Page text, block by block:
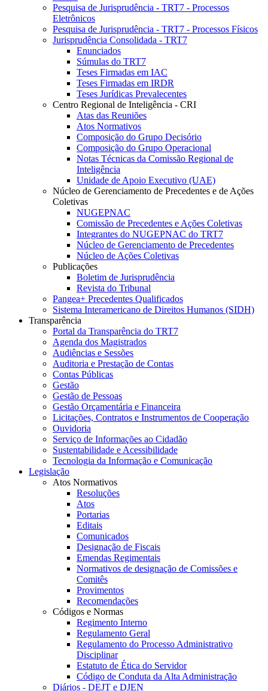
Pesquisa de Jurisprudência - TRT7 - Processos
Eletrônicos
Pesquisa de Jurisprudência - TRT7 - Processos Físicos
Jurisprudência Consolidada - TRT7
Enunciados
Súmulas do TRT7
Teses Firmadas em IAC
Teses Firmadas em IRDR
Teses Jurídicas Prevalecentes
Centro Regional de Inteligência - CRI
Atas das Reuniões
Atos Normativos
Composição do Grupo Decisório
Composição do Grupo Operacional
Notas Técnicas da Comissão Regional de
Inteligência
Unidade de Apoio Executivo (UAE)
Núcleo de Gerenciamento de Precedentes e de Ações
Coletivas
NUGEPNAC
Comissão de Precedentes e Ações Coletivas
Integrantes do NUGEPNAC do TRT7
Núcleo de Gerenciamento de Precedentes
Núcleo de Ações Coletivas
Publicações
Boletim de Jurisprudência
Revista do Tribunal
Pangea+ Precedentes Qualificados
Sistema Interamericano de Direitos Humanos (SIDH)
Transparência
Portal da Transparência do TRT7
Agenda dos Magistrados
Audiências e Sessões
Auditoria e Prestação de Contas
Contas Públicas
Gestão
Gestão de Pessoas
Gestão Orçamentária e Financeira
Licitações, Contratos e Instrumentos de Cooperação
Ouvidoria
Serviço de Informações ao Cidadão
Sustentabilidade e Acessibilidade
Tecnologia da Informação e Comunicação
Legislação
Atos Normativos
Resoluções
Atos
Portarias
Editais
Comunicados
Designação de Fiscais
Emendas Regimentais
Normativos de designação de Comissões e
Comitês
Provimentos
Recomendações
Códigos e Normas
Regimento Interno
Regulamento Geral
Regulamento do Processo Administrativo
Disciplinar
Estatuto de Ética do Servidor
Código de Conduta da Alta Administração
Diários - DEJT e DJEN